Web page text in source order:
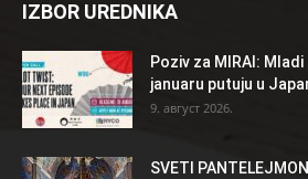
IZBOR UREDNIKA
Poziv za MIRAI:
januaru putuju u
9. август 2026.
SVETI